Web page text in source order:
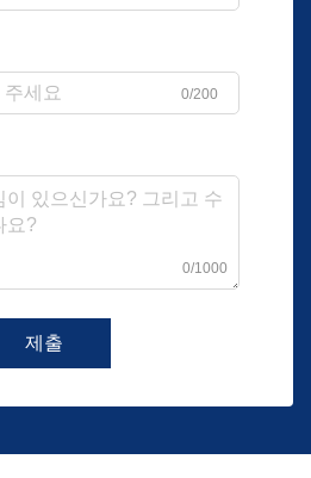
0/200
0/1000
제출